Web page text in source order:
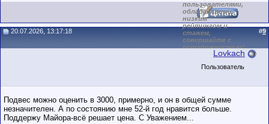
пользователями,
обладающими
низким
рейтингом и
стажем,
совершайте с
осторожностью!
20.07.2026, 13:17:18 #9
Lovkach
Пользователь
Подвес можно оценить в 3000, примерно, и он в общей сумме
незначителен. А по состоянию мне 52-й год нравится больше.
Поддержу Майора-всё решает цена. С Уважением...